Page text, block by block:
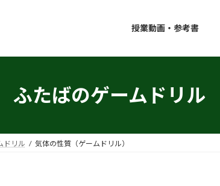
授業動画・参考書
ふたばのゲームドリル
ドリル 気体の性質（ゲームドリル）